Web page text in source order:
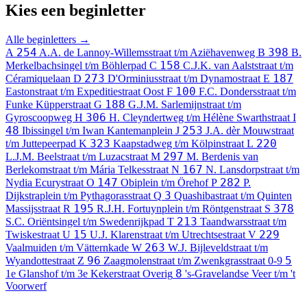
Kies een beginletter
Alle beginletters →
A 254 A.A. de Lannoy-Willemsstraat t/m Aziëhavenweg B 398 B.
Merkelbachsingel t/m Böhlerpad C 158 C.J.K. van Aalststraat t/m
Céramiquelaan D 273 D'Orminiusstraat t/m Dynamostraat E 187
Eastonstraat t/m Expeditiestraat Oost F 100 F.C. Dondersstraat t/m
Funke Küpperstraat G 188 G.J.M. Sarlemijnstraat t/m
Gyroscoopweg H 306 H. Cleyndertweg t/m Hélène Swarthstraat I
48 Ibissingel t/m Iwan Kantemanplein J 253 J.A. dèr Mouwstraat
t/m Juttepeerpad K 323 Kaapstadweg t/m Kölpinstraat L 220
L.J.M. Beelstraat t/m Luzacstraat M 297 M. Berdenis van
Berlekomstraat t/m Mária Telkesstraat N 167 N. Lansdorpstraat t/m
Nydia Ecurystraat O 147 Obiplein t/m ÖrehofP 282 P.
Dijkstraplein t/m Pythagorasstraat Q 3 Quashibastraat t/m Quinten
Massijsstraat R 195 R.J.H. Fortuynplein t/m Röntgenstraat S 378
S.C. Oriëntsingel t/m Swedenrijkpad T 213 Taandwarsstraat t/m
Twiskestraat U 15 U.J. Klarenstraat t/m Utrechtsestraat V 229
Vaalmuiden t/m Vätternkade W 263 W.J. Bijleveldstraat t/m
Wyandottestraat Z 96 Zaagmolenstraat t/m Zwenkgrasstraat 0-9 5
1e Glanshof t/m 3e Kekerstraat Overig 8 's-Gravelandse Veer t/m 't
Voorwerf